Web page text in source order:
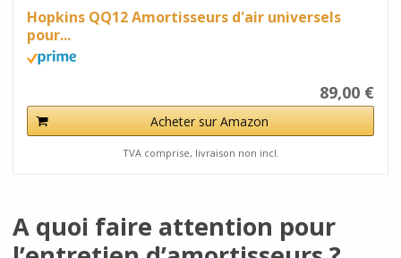
Hopkins QQ12 Amortisseurs d'air universels
pour...
89,00 €
Acheter sur Amazon
TVA comprise, livraison non incl.
A quoi faire attention pour